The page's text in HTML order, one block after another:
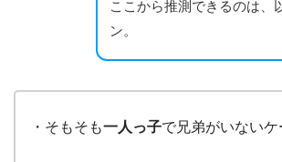
ここから推測できるのは、
ン。
・そもそも一人っ子で兄弟がいないケ